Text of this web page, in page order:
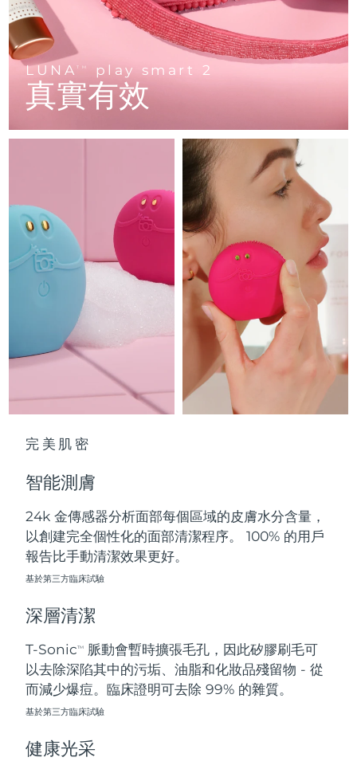
LUNATM play smart 2
真實有效
完美肌密
智能測膚
24k 金傳感器分析面部每個區域的皮膚水分含量，
以創建完全個性化的面部清潔程序。 100% 的用戶
報告比手動清潔效果更好。
基於第三方臨床試驗
深層清潔
T-SonicTM
脈動會暫時擴張毛孔，因此矽膠刷毛可
以去除深陷其中的污垢、油脂和化妝品殘留物 - 從
而減少爆痘。臨床證明可去除 99% 的雜質。
基於第三方臨床試驗
健康光采
ESPADA™ 設備
All acne treatment devices
眼部護理設備
All revitalizing eye massagers
KIWI™ 皮肤护理
Advanced pore care essentials
LUNA™ Dual-Peptide Scalp
For healthy hair
issa™ Teeth Whitening Gel
18% PAP
護膚品 男士
FOREO APP
關於我們
曼島
以色列 預計送達日期15/08/2026
義大利
日本 預計送達日期14/08/2026
預計送達日期 16/08/2026
哈薩克 預計送達日期 13/08/2026
科威特 預計送達日期 11/08/2026
拉脫維亞 預計送達日期 11/08/2026
預計送達日期12/08/2026
立陶宛 預計送達日期 11/08/2026
盧森堡 預計送達日期 11/08/2026
馬爾他
墨西哥 預計送達日期15/08/2026
摩納哥
荷蘭
紐西蘭 預計送達日期11/08/2026
挪威 預計送達日期11/08/2026